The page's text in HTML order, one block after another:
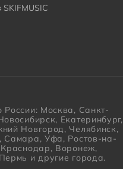
России: Москва, Санкт-
Екатеринбург,
Новгород, Челябинск,
Самара, Уфа, Ростов-на-
Воронеж,
и другие города.